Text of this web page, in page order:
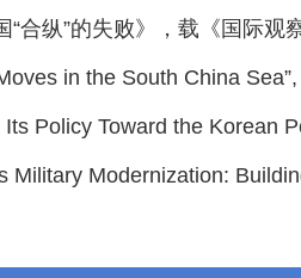
合纵”的失败》，载《国际观
in the South China
Policy Toward the Korean
Military Modernization: